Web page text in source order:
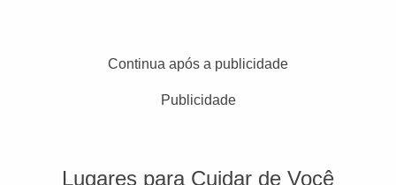
Continua após a publicidade
Publicidade
Lugares para Cuidar de Você